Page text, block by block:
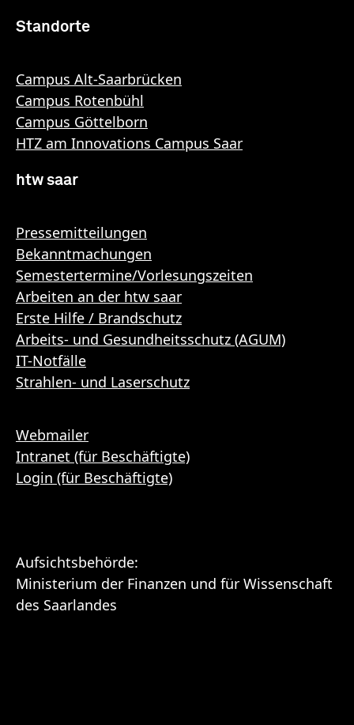
Standorte
Campus Alt-Saarbrücken
Campus Rotenbühl
Campus Göttelborn
HTZ am Innovations Campus Saar
htw saar
Pressemitteilungen
Bekanntmachungen
Semestertermine/Vorlesungszeiten
Arbeiten an der htw saar
Erste Hilfe / Brandschutz
Arbeits- und Gesundheitsschutz (AGUM)
IT-Notfälle
Strahlen- und Laserschutz
Webmailer
Intranet (für Beschäftigte)
Login (für Beschäftigte)
Aufsichtsbehörde:
Ministerium der Finanzen und für Wissenschaft
des Saarlandes